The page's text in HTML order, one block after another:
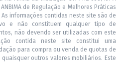
de Regulação e Melhores Práticas
informações contidas neste site são de
e não constituem qualquer tipo de
não devendo ser utilizadas com este
contida neste site constitui uma
para compra ou venda de quotas de
outros valores mobiliários. Este